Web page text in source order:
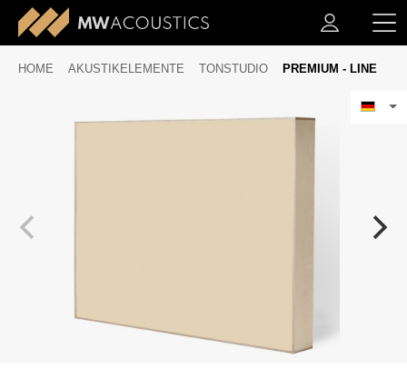
HOME AKUSTIKELEMENTE TONSTUDIO PREMIUM - LINE